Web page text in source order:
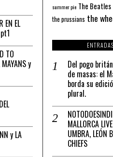
EN EL
TO
y
y LA
summer pie The Beatles
the prussians the
Del pogo
de masas: el
borda su
plural.
MALLORCA
UMBRA, LEÓN
CHIEFS